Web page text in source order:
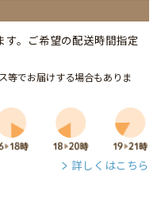
。ご希望の配送時間指定
等でお届けする場合もありま
詳しくはこちら